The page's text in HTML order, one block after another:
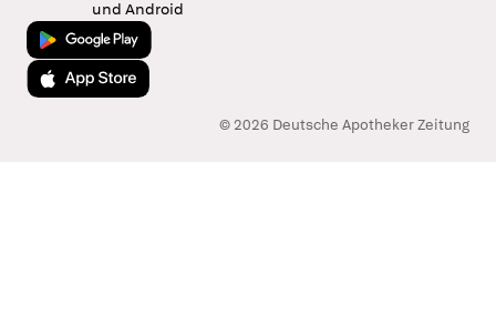
und Android
Jetzt bei Google Play
Laden im App Store
© 2026 Deutsche Apotheker Zeitung